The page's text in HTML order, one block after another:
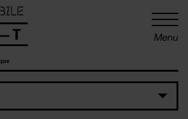
Menu
cookies